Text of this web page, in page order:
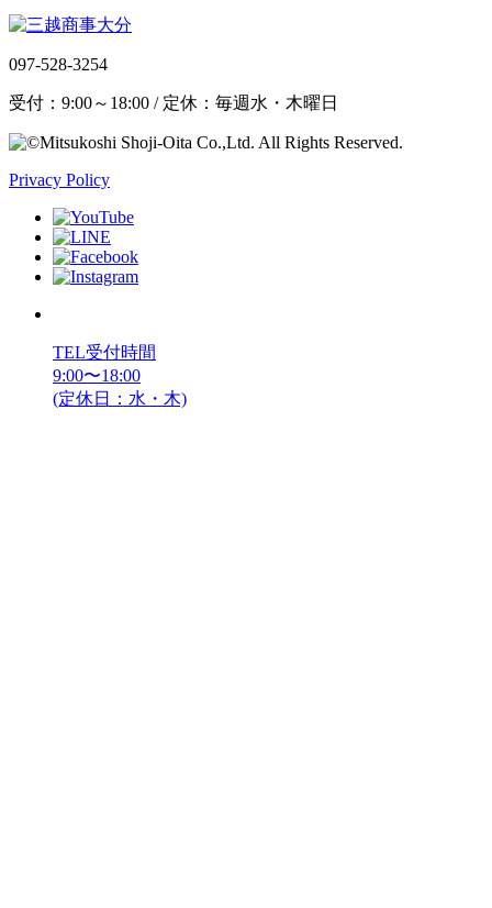
097-528-3254
受付：9:00～18:00 / 定休：毎週水・木曜日
Privacy Policy
TEL受付時間
9:00〜18:00
(定休日：水・木)